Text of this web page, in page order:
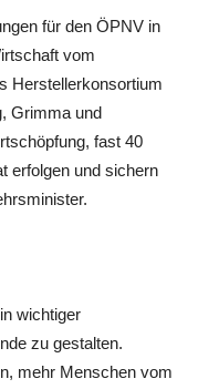
für den ÖPNV in
vom
Herstellerkonsortium
Grimma und
fast 40
erfolgen und sichern
wichtiger
zu gestalten.
mehr Menschen vom